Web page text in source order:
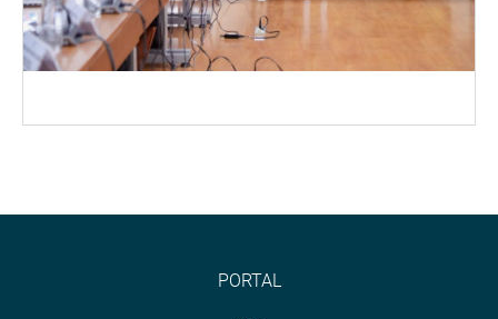
PORTAL